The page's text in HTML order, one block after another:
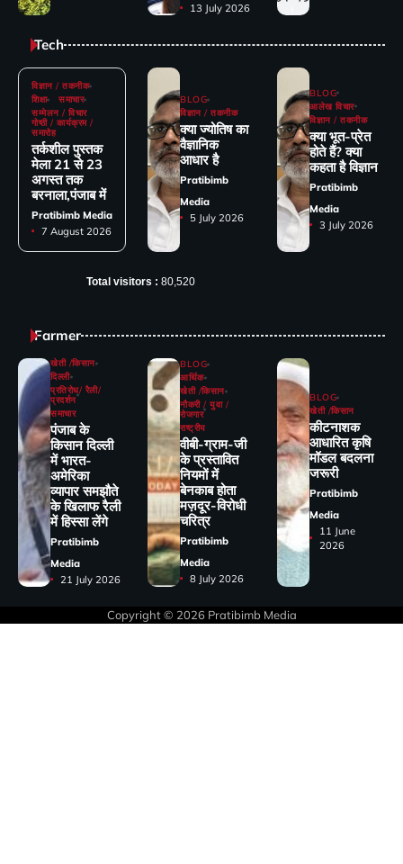
13 July 2026
Tech
विज्ञान / तकनीक
शिक्षा
समाचार
सम्मेलन / विचार
गोष्ठी / कार्यक्रम /
समारोह
तर्कशील पुस्तक
मेला 21 से 23
अगस्त तक
बरनाला,पंजाब में
Pratibimb Media
7 August 2026
BLOG
विज्ञान / तकनीक
क्या ज्योतिष का
वैज्ञानिक
आधार है
Pratibimb
Media
5 July 2026
BLOG
आलेख विचार
विज्ञान / तकनीक
क्या भूत-प्रेत
होते हैं? क्या
कहता है विज्ञान
Pratibimb
Media
3 July 2026
Total visitors : 80,520
Farmer
खेती /किसान
दिल्ली
प्रतिरोध/ रैली/
प्रदर्शन
समाचार
पंजाब के
किसान दिल्ली
में भारत-
अमेरिका
व्यापार समझौते
के खिलाफ रैली
में हिस्सा लेंगे
Pratibimb
Media
21 July 2026
BLOG
आर्थिक
खेती /किसान
नौकरी / युवा /
रोजगार
राष्ट्रीय
वीबी-ग्राम-जी
के प्रस्तावित
नियमों में
बेनकाब होता
मज़दूर-विरोधी
चरित्र
Pratibimb
Media
8 July 2026
BLOG
खेती /किसान
कीटनाशक
आधारित कृषि
मॉडल बदलना
जरूरी
Pratibimb
Media
11 June
2026
Copyright © 2026 Pratibimb Media